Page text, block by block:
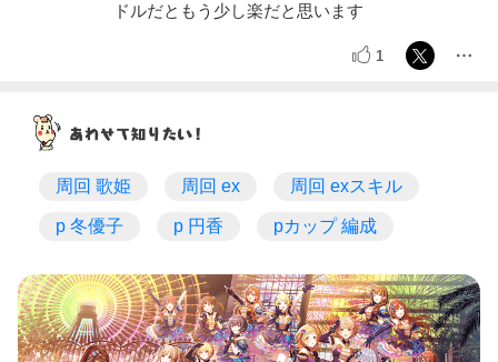
ドルだともう少し楽だと思います
1
周回 歌姫 周回 ex 周回 exスキル
p 冬優子 p 円香 pカップ 編成